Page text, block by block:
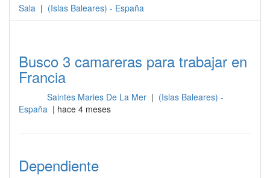
Sala | (Islas Baleares) - España
Busco 3 camareras para trabajar en
Francia
Saintes Maries De La Mer | (Islas Baleares) -
España | hace 4 meses
Dependiente